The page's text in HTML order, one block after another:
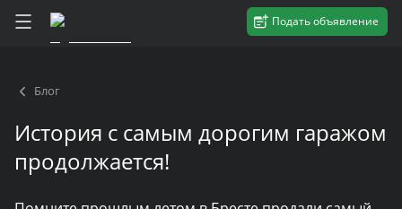
Подать объявление
Блог
История с самым дорогим гаражом
продолжается!